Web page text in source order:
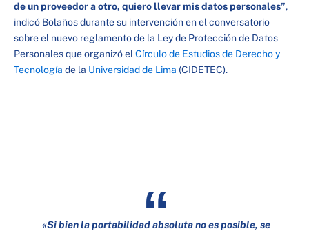
de un proveedor a otro, quiero llevar mis datos personales”,
indicó Bolaños durante su intervención en el conversatorio
sobre el nuevo reglamento de la Ley de Protección de Datos
Personales que organizó elCírculo de Estudios de Derecho y
Tecnología de la Universidad de Lima (CIDETEC).
«Si bien la portabilidad absoluta no es posible, se